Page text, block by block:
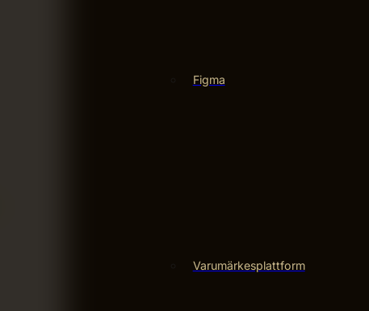
Figma
Varumärkesplattform